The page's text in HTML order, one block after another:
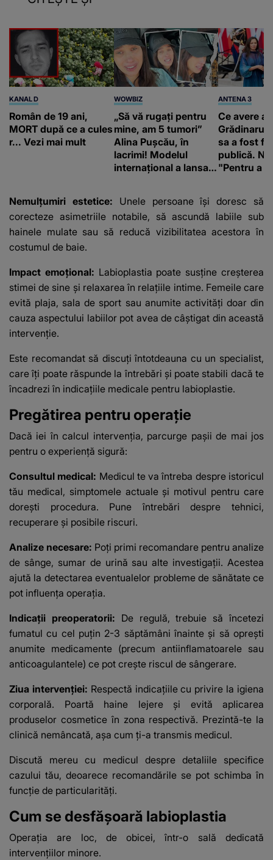
KANAL D
Român de 19 ani,
MORT după ce a cules
r... Vezi mai mult
WOWBIZ
„Să vă rugați pentru
mine, am 5 tumori”
Alina Pușcău, în
lacrimi! Modelul
internațional a lansat
o boală gravă
ANTENA 3
Ce avere
Grădinaru.
sa a fost
publică.
"Pentru a
Nemulțumiri estetice: Unele persoane își doresc să
corecteze asimetriile notabile, să ascundă labiile sub
hainele mulate sau să reducă vizibilitatea acestora în
costumul de baie.
Impact emoțional: Labioplastia poate susține creșterea
stimei de sine și relaxarea în relațiile intime. Femeile care
evită plaja, sala de sport sau anumite activități doar din
cauza aspectului labiilor pot avea de câștigat din această
intervenție.
Este recomandat să discuți întotdeauna cu un specialist,
care îți poate răspunde la întrebări și poate stabili dacă te
încadrezi în indicațiile medicale pentru labioplastie.
Pregătirea pentru operație
Dacă iei în calcul intervenția, parcurge pașii de mai jos
pentru o experiență sigură:
Consultul medical: Medicul te va întreba despre istoricul
tău medical, simptomele actuale și motivul pentru care
dorești procedura. Pune întrebări despre tehnici,
recuperare și posibile riscuri.
Analize necesare: Poți primi recomandare pentru analize
de sânge, sumar de urină sau alte investigații. Acestea
ajută la detectarea eventualelor probleme de sănătate ce
pot influența operația.
Indicații preoperatorii: De regulă, trebuie să încetezi
fumatul cu cel puțin 2-3 săptămâni înainte și să oprești
anumite medicamente (precum antiinflamatoarele sau
anticoagulantele) ce pot crește riscul de sângerare.
Ziua intervenției: Respectă indicațiile cu privire la igiena
corporală. Poartă haine lejere și evită aplicarea
produselor cosmetice în zona respectivă. Prezintă-te la
clinică nemâncată, așa cum ți-a transmis medicul.
Discută mereu cu medicul despre detaliile specifice
cazului tău, deoarece recomandările se pot schimba în
funcție de particularități.
Cum se desfășoară labioplastia
Operația are loc, de obicei, într-o sală dedicată
intervențiilor minore.